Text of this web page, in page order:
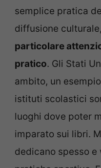
semplice pratica
diffusione culturale,
particolare
pratico. Gli Stati
ambito, un
istituti scolastici
luoghi dove poter
imparato sui libri.
dedicano spesso